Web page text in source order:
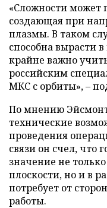
«Сложности может
создающая при
плазмы. В таком
способна вырасти
крайне важно
российским
МКС с орбиты», –
По мнению
технические
проведения
связи он счел, что
значение не
плоскости, но и в
потребует от
работы.